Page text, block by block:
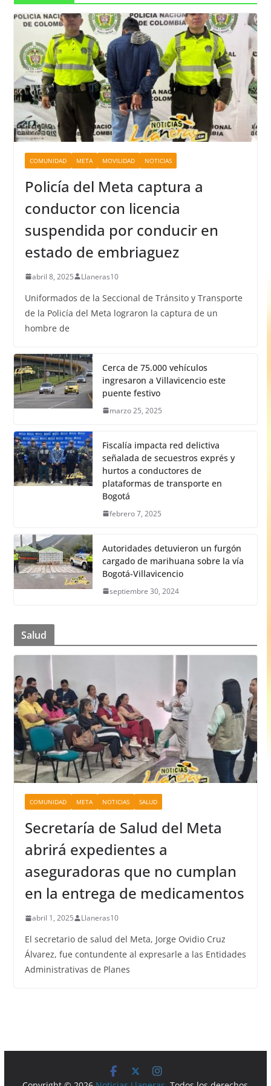
COMUNIDAD META MOVILIDAD NOTICIAS
Policía del Meta captura a
conductor con licencia
suspendida por conducir en
estado de embriaguez
abril 8, 2025 Llaneras10
Uniformados de la Seccional de Tránsito y Transporte
de la Policía del Meta lograron la captura de un
hombre de
Cerca de 75.000 vehículos
ingresaron a Villavicencio este
puente festivo
marzo 25, 2025
Fiscalía impacta red delictiva
señalada de secuestros exprés y
hurtos a conductores de
plataformas de transporte en
Bogotá
febrero 7, 2025
Autoridades detuvieron un furgón
cargado de marihuana sobre la vía
Bogotá-Villavicencio
septiembre 30, 2024
Salud
COMUNIDAD META NOTICIAS SALUD
Secretaría de Salud del Meta
abrirá expedientes a
aseguradoras que no cumplan
en la entrega de medicamentos
abril 1, 2025 Llaneras10
El secretario de salud del Meta, Jorge Ovidio Cruz
Álvarez, fue contundente al expresarle a las Entidades
Administrativas de Planes